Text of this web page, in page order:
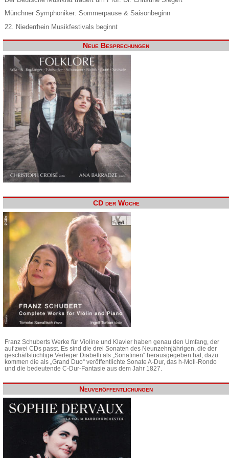
Münchner Symphoniker: Sommerpause & Saisonbeginn
22. Niederrhein Musikfestivals beginnt
Neue Besprechungen
CD der Woche
Franz Schuberts Werke für Violine und Klavier haben genau den Umfang, der
auf zwei CDs passt. Es sind die drei Sonaten des Neunzehnjährigen, die der
geschäftstüchtige Verleger Diabelli als „Sonatinen“ herausgegeben hat, dazu
kommen die als „Grand Duo“ veröffentlichte Sonate A-Dur, das h-Moll-Rondo
und die bedeutende C-Dur-Fantasie aus dem Jahr 1827.
Neuveröffentlichungen